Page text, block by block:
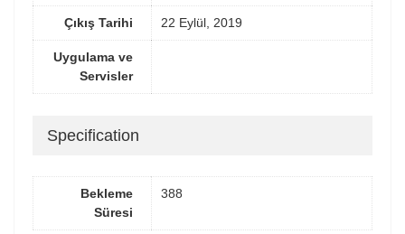
Çıkış Tarihi 22 Eylül, 2019
Uygulama ve
Servisler
Specification
Bekleme
Süresi
388